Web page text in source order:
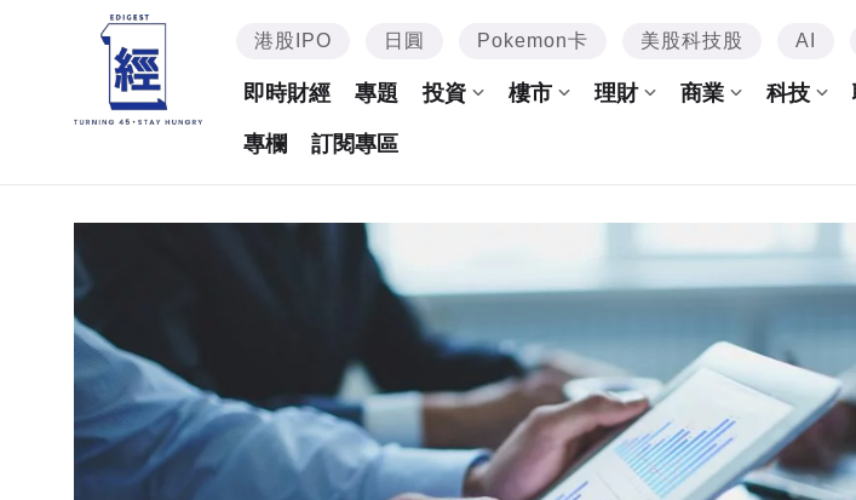
港股IPO 日圓 Pokemon卡 美股科技股 AI
即時財經 專題 投資 樓市 理財 商業 科技
專欄 訂閱專區